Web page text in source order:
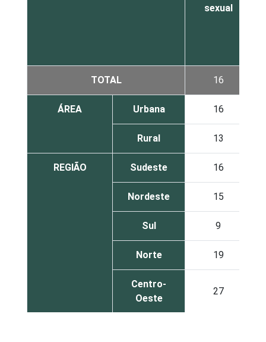
sexual
TOTAL 16
ÁREA Urbana 16
Rural 13
REGIÃO Sudeste 16
Nordeste 15
Sul 9
Norte 19
Centro-
Oeste
27